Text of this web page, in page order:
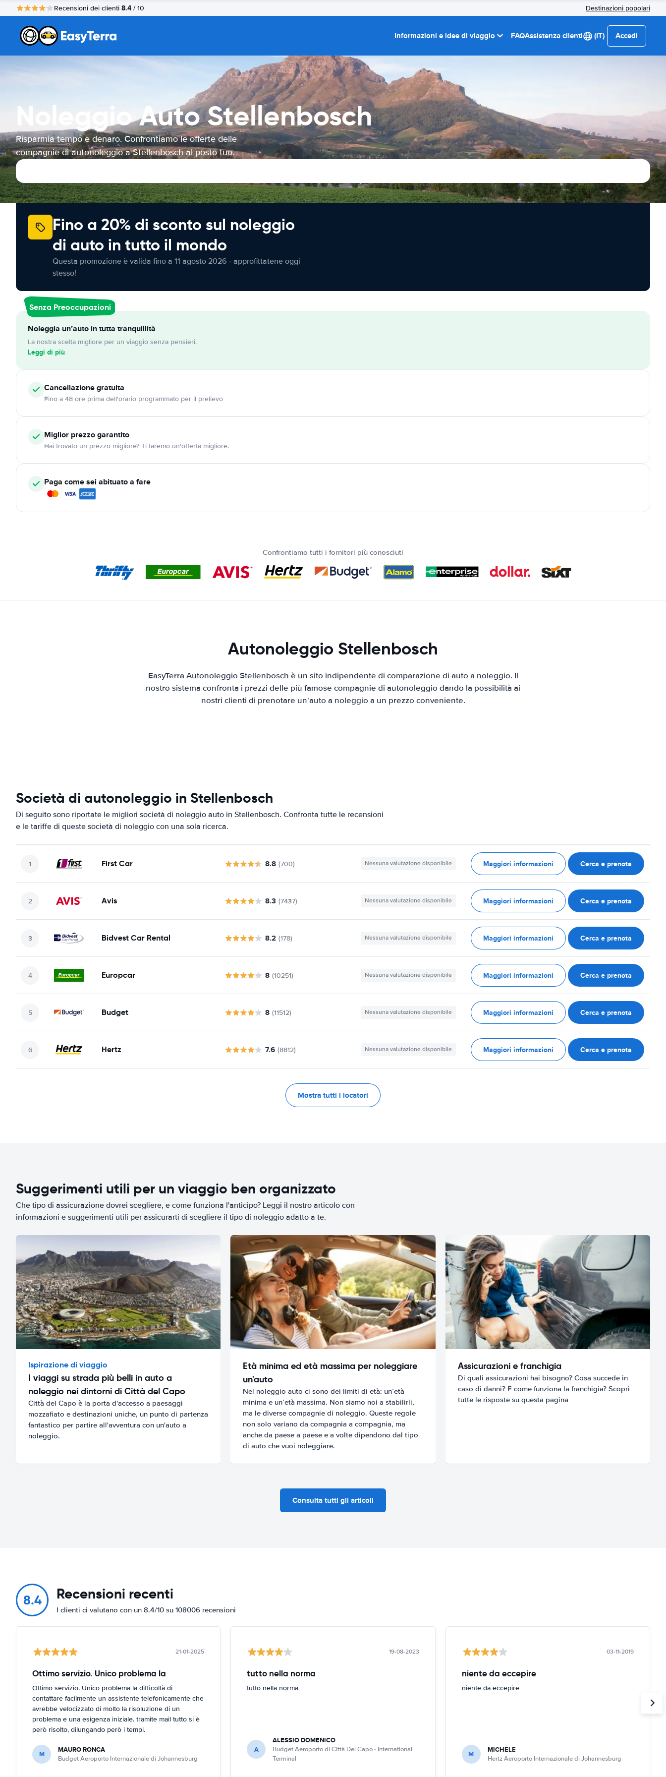
Recensioni dei clienti 8.4 / 10 Destinazioni popolari
Informazioni e idee di viaggio FAQAssistenza clienti (IT) Accedi
Noleggio Auto Stellenbosch
Risparmia tempo e denaro. Confrontiamo le offerte delle
compagnie di autonoleggio a Stellenbosch al posto tuo.
Fino a 20% di sconto sul noleggio
di auto in tutto il mondo
Questa promozione è valida fino a 11 agosto 2026 - approfittatene oggi
stesso!
Senza Preoccupazioni
Noleggia un’auto in tutta tranquillità
La nostra scelta migliore per un viaggio senza pensieri.
Leggi di più
Cancellazionegratuita
Fino a 48 ore prima dell'orario programmato per il prelievo
Miglior prezzo garantito
Hai trovato un prezzo migliore? Ti faremo un'offerta migliore.
Paga come sei abituato a fare
Confrontiamo tutti i fornitori più conosciuti
Autonoleggio Stellenbosch
EasyTerra Autonoleggio Stellenbosch è un sito indipendente di comparazione di auto a noleggio. Il
nostro sistema confronta i prezzi delle più famose compagnie di autonoleggio dando la possibilità ai
nostri clienti di prenotare un'auto a noleggio a un prezzo conveniente.
Società di autonoleggio in Stellenbosch
Di seguito sono riportate le migliori società di noleggio auto in Stellenbosch. Confronta tutte le recensioni
e le tariffe di queste società di noleggio con una sola ricerca.
First Car 8.8 (700) Nessuna valutazione disponibile Maggiori informazioni Cerca e prenota
Avis 8.3 (7437) Nessuna valutazione disponibile Maggiori informazioni Cerca e prenota
Bidvest Car Rental 8.2 (178) Nessuna valutazione disponibile Maggiori informazioni Cerca e prenota
Europcar 8 (10251) Nessuna valutazione disponibile Maggiori informazioni Cerca e prenota
Budget 8 (11512) Nessuna valutazione disponibile Maggiori informazioni Cerca e prenota
Hertz 7.6 (8812) Nessuna valutazione disponibile Maggiori informazioni Cerca e prenota
Mostra tutti i locatori
Suggerimenti utili per un viaggio ben organizzato
Che tipo di assicurazione dovrei scegliere, e come funziona l'anticipo? Leggi il nostro articolo con
informazioni e suggerimenti utili per assicurarti di scegliere il tipo di noleggio adatto a te.
Ispirazione di viaggio
I viaggi su strada più belli in auto a
noleggio nei dintorni di Città del Capo
Città del Capo è la porta d'accesso a paesaggi
mozzafiato e destinazioni uniche, un punto di partenza
fantastico per partire all'avventura con un'auto a
noleggio.
Età minima ed età massima per noleggiare
un'auto
Nel noleggio auto ci sono dei limiti di età: un’età
minima e un’età massima. Non siamo noi a stabilirli,
ma le diverse compagnie di noleggio. Queste regole
non solo variano da compagnia a compagnia, ma
anche da paese a paese e a volte dipendono dal tipo
di auto che vuoi noleggiare.
Assicurazioni e franchigia
Di quali assicurazioni hai bisogno? Cosa succede in
caso di danni? E come funziona la franchigia? Scopri
tutte le risposte su questa pagina
Consulta tutti gli articoli
8.4 Recensioni recenti
I clienti ci valutano con un 8.4/10 su 108006 recensioni
21-01-2025
Ottimo servizio. Unico problema la
Ottimo servizio. Unico problema la difficoltà di
contattare facilmente un assistente telefonicamente che
avrebbe velocizzato di molto la risoluzione di un
problema e una esigenza iniziale. tramite mail tutto si è
però risolto, dilungando però i tempi.
M MAURO RONCA
Budget Aeroporto Internazionale di Johannesburg
19-08-2023
tutto nella norma
tutto nella norma
A
ALESSIO DOMENICO
Budget Aeroporto di Città Del Capo - International
Terminal
03-11-2019
niente da eccepire
niente da eccepire
M MICHELE
Hertz Aeroporto Internazionale di Johannesburg